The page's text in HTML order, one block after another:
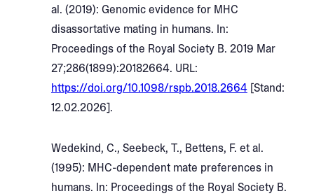
al. (2019): Genomic evidence for MHC
disassortative mating in humans. In:
Proceedings of the Royal Society B. 2019 Mar
27;286(1899):20182664. URL:
https://doi.org/10.1098/rspb.2018.2664 [Stand:
12.02.2026].
Wedekind, C., Seebeck, T., Bettens, F. et al.
(1995): MHC-dependent mate preferences in
humans. In: Proceedings of the Royal Society B.